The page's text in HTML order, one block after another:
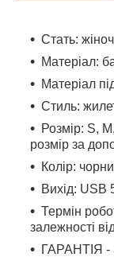
Стать:
Матеріал:
Матеріал
Стиль:
Розмір: S,
розмір за
Колір:
Вихід: USB
Термін
залежності
ГАРАНТІЯ -